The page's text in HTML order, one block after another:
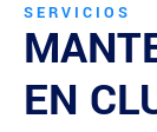
SERVICIOS
EN